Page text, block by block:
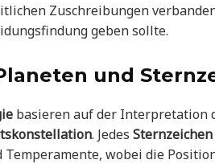
Zuschreibungen
geben sollte.
und
basieren auf der Interpretation
. Jedes Sternzeichen
wobei die